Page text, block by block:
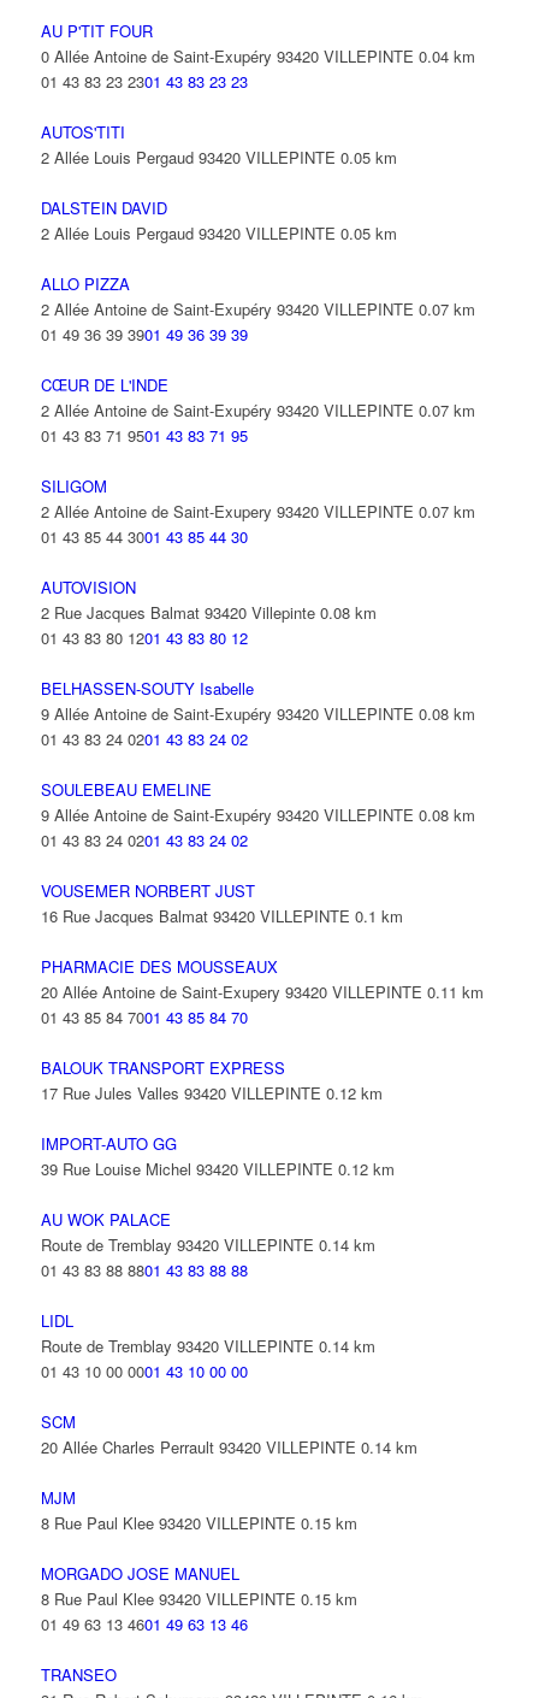
AU P'TIT FOUR
0 Allée Antoine de Saint-Exupéry 93420 VILLEPINTE 0.04 km
01 43 83 23 2301 43 83 23 23
AUTOS'TITI
2 Allée Louis Pergaud 93420 VILLEPINTE 0.05 km
DALSTEIN DAVID
2 Allée Louis Pergaud 93420 VILLEPINTE 0.05 km
ALLO PIZZA
2 Allée Antoine de Saint-Exupéry 93420 VILLEPINTE 0.07 km
01 49 36 39 3901 49 36 39 39
CŒUR DE L'INDE
2 Allée Antoine de Saint-Exupéry 93420 VILLEPINTE 0.07 km
01 43 83 71 9501 43 83 71 95
SILIGOM
2 Allée Antoine de Saint-Exupery 93420 VILLEPINTE 0.07 km
01 43 85 44 3001 43 85 44 30
AUTOVISION
2 Rue Jacques Balmat 93420 Villepinte 0.08 km
01 43 83 80 1201 43 83 80 12
BELHASSEN-SOUTY Isabelle
9 Allée Antoine de Saint-Exupéry 93420 VILLEPINTE 0.08 km
01 43 83 24 0201 43 83 24 02
SOULEBEAU EMELINE
9 Allée Antoine de Saint-Exupéry 93420 VILLEPINTE 0.08 km
01 43 83 24 0201 43 83 24 02
VOUSEMER NORBERT JUST
16 Rue Jacques Balmat 93420 VILLEPINTE 0.1 km
PHARMACIE DES MOUSSEAUX
20 Allée Antoine de Saint-Exupery 93420 VILLEPINTE 0.11 km
01 43 85 84 7001 43 85 84 70
BALOUK TRANSPORT EXPRESS
17 Rue Jules Valles 93420 VILLEPINTE 0.12 km
IMPORT-AUTO GG
39 Rue Louise Michel 93420 VILLEPINTE 0.12 km
AU WOK PALACE
Route de Tremblay 93420 VILLEPINTE 0.14 km
01 43 83 88 8801 43 83 88 88
LIDL
Route de Tremblay 93420 VILLEPINTE 0.14 km
01 43 10 00 0001 43 10 00 00
SCM
20 Allée Charles Perrault 93420 VILLEPINTE 0.14 km
MJM
8 Rue Paul Klee 93420 VILLEPINTE 0.15 km
MORGADO JOSE MANUEL
8 Rue Paul Klee 93420 VILLEPINTE 0.15 km
01 49 63 13 4601 49 63 13 46
TRANSEO